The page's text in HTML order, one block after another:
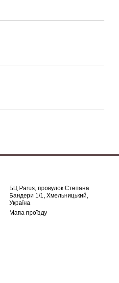
БЦ Parus, провулок Степана
Бандери 1/1, Хмельницький,
Україна
Мапа проїзду